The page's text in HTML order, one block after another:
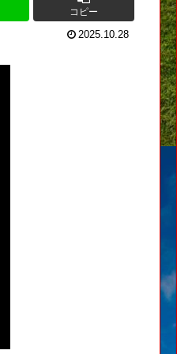
コピー
2025.10.28